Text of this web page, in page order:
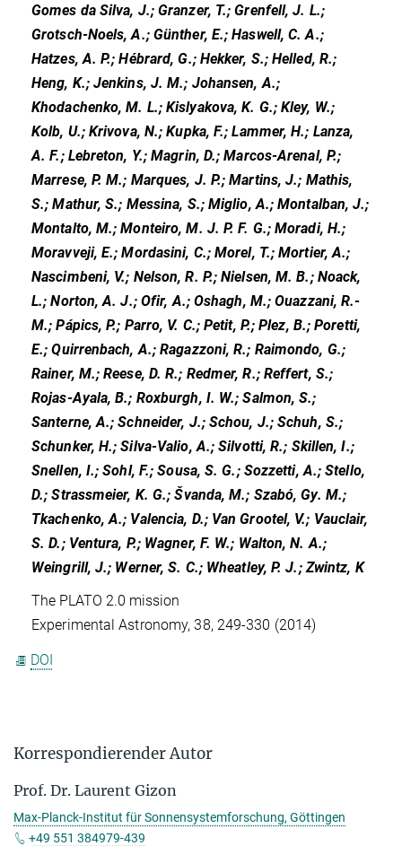
Gomes da Silva, J.; Granzer, T.; Grenfell, J. L.;
Grotsch-Noels, A.; Günther, E.; Haswell, C. A.;
Hatzes, A. P.; Hébrard, G.; Hekker, S.; Helled, R.;
Heng, K.; Jenkins, J. M.; Johansen, A.;
Khodachenko, M. L.; Kislyakova, K. G.; Kley, W.;
Kolb, U.; Krivova, N.; Kupka, F.; Lammer, H.; Lanza,
A. F.; Lebreton, Y.; Magrin, D.; Marcos-Arenal, P.;
Marrese, P. M.; Marques, J. P.; Martins, J.; Mathis,
S.; Mathur, S.; Messina, S.; Miglio, A.; Montalban, J.;
Montalto, M.; Monteiro, M. J. P. F. G.; Moradi, H.;
Moravveji, E.; Mordasini, C.; Morel, T.; Mortier, A.;
Nascimbeni, V.; Nelson, R. P.; Nielsen, M. B.; Noack,
L.; Norton, A. J.; Ofir, A.; Oshagh, M.; Ouazzani, R.-
M.; Pápics, P.; Parro, V. C.; Petit, P.; Plez, B.; Poretti,
E.; Quirrenbach, A.; Ragazzoni, R.; Raimondo, G.;
Rainer, M.; Reese, D. R.; Redmer, R.; Reffert, S.;
Rojas-Ayala, B.; Roxburgh, I. W.; Salmon, S.;
Santerne, A.; Schneider, J.; Schou, J.; Schuh, S.;
Schunker, H.; Silva-Valio, A.; Silvotti, R.; Skillen, I.;
Snellen, I.; Sohl, F.; Sousa, S. G.; Sozzetti, A.; Stello,
D.; Strassmeier, K. G.; Švanda, M.; Szabó, Gy. M.;
Tkachenko, A.; Valencia, D.; Van Grootel, V.; Vauclair,
S. D.; Ventura, P.; Wagner, F. W.; Walton, N. A.;
Weingrill, J.; Werner, S. C.; Wheatley, P. J.; Zwintz, K
The PLATO 2.0 mission
Experimental Astronomy, 38, 249-330 (2014)
DOI
Korrespondierender Autor
Prof. Dr. Laurent Gizon
Max-Planck-Institut für Sonnensystemforschung, Göttingen
+49 551 384979-439